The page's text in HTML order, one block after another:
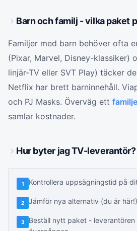
Barn och familj - vilka paket
Familjer med barn behöver ofta
(Pixar, Marvel, Disney-klassiker)
linjär-TV eller SVT Play) täcker
Netflix har brett barninnehåll.
och PJ Masks. Överväg ett
samlar kostnader.
Hur byter jag TV-leverantör?
1 Kontrollera uppsägningstid på
2 Jämför nya alternativ (du är här!)
3
Beställ nytt paket -